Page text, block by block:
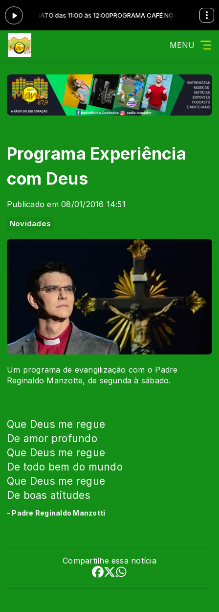
SIMONATO das 11:00 às 12:00PROGRAMA CAFÉ NO BULE com
MENU
Programa Experiência
com Deus
Publicado em 08/01/2016 14:51
Novidades
Um programa de evangilização com o Padre
Reginaldo Manzotte, de segunda à sábado.
Que Deus me regue
De amor profundo
Que Deus me regue
De todo bem do mundo
Que Deus me regue
De boas atitudes
- Padre Reginaldo Manzotti
Compartilhe essa notícia